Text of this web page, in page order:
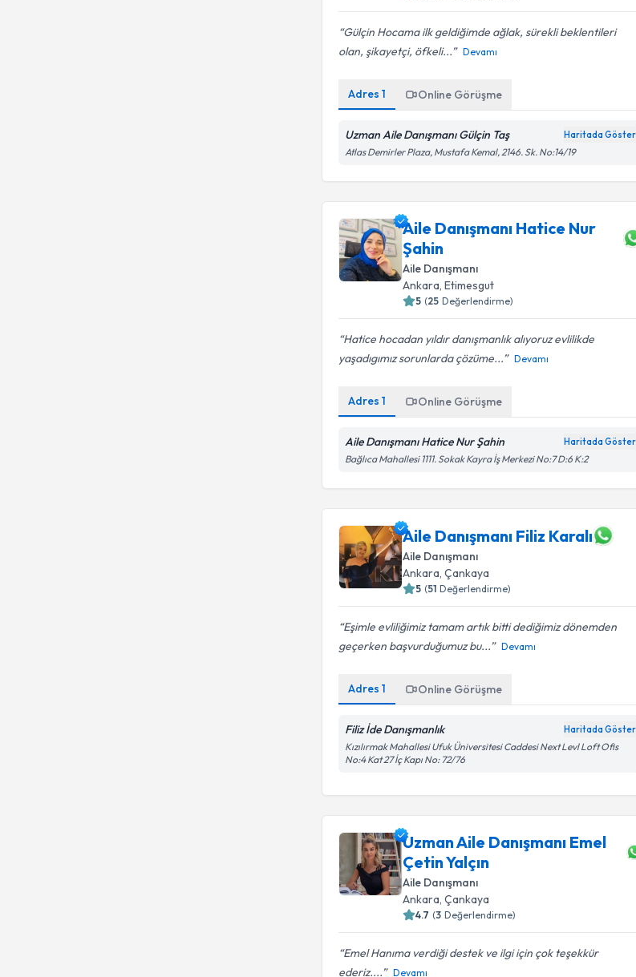
Gülçin Hocama ilk geldiğimde ağlak, sürekli beklentileri
olan, şikayetçi, öfkeli...
Devamı
Adres1 Online Görüşme
Uzman Aile Danışmanı Gülçin Taş Haritada Göster
Atlas Demirler Plaza, Mustafa Kemal, 2146. Sk. No:14/19
Aile Danışmanı Hatice Nur
Şahin
Aile Danışmanı
Ankara, Etimesgut
5 (25 Değerlendirme)
Hatice hocadan yıldır danışmanlık alıyoruz evlilikde
yaşadıgımız sorunlarda çözüme...
Devamı
Adres1 Online Görüşme
Aile Danışmanı Hatice Nur Şahin Haritada Göster
Bağlıca Mahallesi 1111. Sokak Kayra İş Merkezi No:7 D:6 K:2
Aile Danışmanı Filiz Karalı
Aile Danışmanı
Ankara, Çankaya
5 (51 Değerlendirme)
Eşimle evliliğimiz tamam artık bitti dediğimiz dönemden
geçerken başvurduğumuz bu...
Devamı
Adres1 Online Görüşme
Filiz İde Danışmanlık Haritada Göster
Kızılırmak Mahallesi Ufuk Üniversitesi Caddesi Next Levl Loft Ofis
No:4 Kat 27 İç Kapı No: 72/76
Uzman Aile Danışmanı Emel
Çetin Yalçın
Aile Danışmanı
Ankara, Çankaya
4.7 (3 Değerlendirme)
Emel Hanıma verdiği destek ve ilgi için çok teşekkür
ederiz....
Devamı